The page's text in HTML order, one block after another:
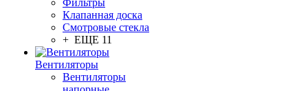
Фильтры
Клапанная доска
Смотровые стекла
+ ЕЩЕ 11
Вентиляторы
Вентиляторы